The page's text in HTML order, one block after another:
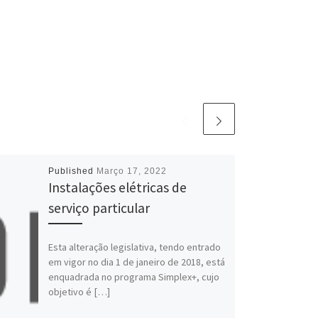
Published Março 17, 2022
Instalações elétricas de
serviço particular
Esta alteração legislativa, tendo entrado
em vigor no dia 1 de janeiro de 2018, está
enquadrada no programa Simplex+, cujo
objetivo é […]